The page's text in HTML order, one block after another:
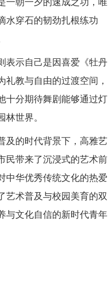
一朝一夕的速成之功，唯
水穿石的韧劲扎根练功
表示自己是因喜爱《牡丹
教与自由的过渡空间，
十分期待舞剧能够通过灯
世界。
及的时代背景下，高雅艺
民带来了沉浸式的艺术前
中华优秀传统文化的热爱
艺术普及与校园美育的双
与文化自信的新时代青年